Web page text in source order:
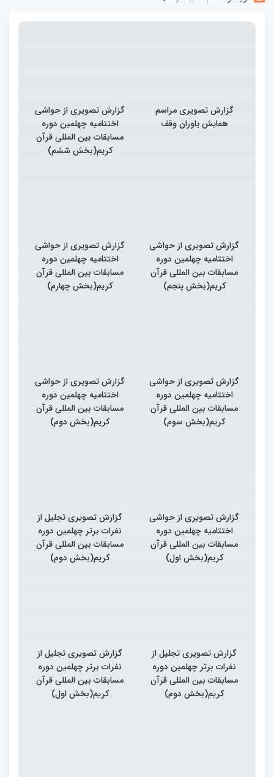
گزارش تصویری مراسم
همایش یاوران وقف
گزارش تصویری از حواشی
اختتامیه چهلمین دوره
مسابقات بین المللی قرآن
کریم(بخش ششم)
گزارش تصویری از حواشی
اختتامیه چهلمین دوره
مسابقات بین المللی قرآن
کریم(بخش پنجم)
گزارش تصویری از حواشی
اختتامیه چهلمین دوره
مسابقات بین المللی قرآن
کریم(بخش چهارم)
گزارش تصویری از حواشی
اختتامیه چهلمین دوره
مسابقات بین المللی قرآن
کریم(بخش سوم)
گزارش تصویری از حواشی
اختتامیه چهلمین دوره
مسابقات بین المللی قرآن
کریم(بخش دوم)
گزارش تصویری از حواشی
اختتامیه چهلمین دوره
مسابقات بین المللی قرآن
کریم(بخش اول)
گزارش تصویری تجلیل از
نفرات برتر چهلمین دوره
مسابقات بین المللی قرآن
کریم(بخش دوم)
گزارش تصویری تجلیل از
نفرات برتر چهلمین دوره
مسابقات بین المللی قرآن
کریم(بخش دوم)
گزارش تصویری تجلیل از
نفرات برتر چهلمین دوره
مسابقات بین المللی قرآن
کریم(بخش اول)